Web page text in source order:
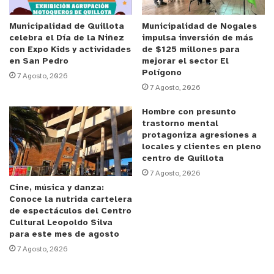
Anuncio Patrocinado
En forma de protesta por la falta de seguridad y
respeto que existe en la vía que une La Calera con
Quillota, llaman a las autoridades locales a tomar
cartas en el asunto. “No necesitamos mártires en
el troncal para protestar, como ciclistas del Valle
del Aconcagua necesitamos que nuestras
demandas sean escuchadas y que no haya más
impunidad para los choferes”, agregó Rosa Cerda
Vargas.
Los ciclistas caleranos se adhieren al Paro
Nacional haciendo un llamado a reunirse hoy 13 de
noviembre en la Plaza Cemento Melón a las 18:00
horas para movilizarse en dirección a la comuna
Municipalidad de Quillota
celebra el Día de la Niñez
con Expo Kids y actividades
en San Pedro
7 Agosto, 2026
Municipalidad de Nogales
impulsa inversión de más
de $125 millones para
mejorar el sector El
Polígono
7 Agosto, 2026
Cine, música y danza:
Conoce la nutrida cartelera
de espectáculos del Centro
Cultural Leopoldo Silva
para este mes de agosto
7 Agosto, 2026
Hombre con presunto
trastorno mental
protagoniza agresiones a
locales y clientes en pleno
centro de Quillota
7 Agosto, 2026